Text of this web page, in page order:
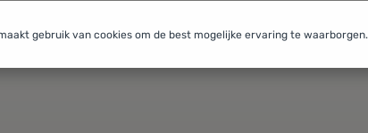
gebruik van cookies om de best mogelijke ervaring te waarborgen.